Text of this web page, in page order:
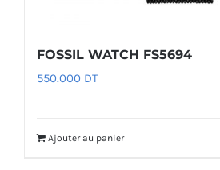
FOSSIL WATCH FS5694
550.000 DT
Ajouter au panier